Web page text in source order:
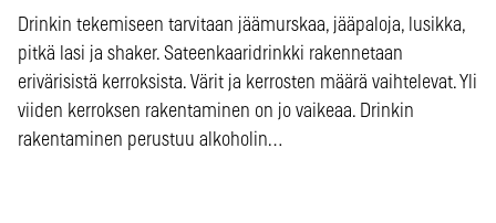
Drinkin tekemiseen tarvitaan jäämurskaa, jääpaloja, lusikka,
pitkä lasi ja shaker. Sateenkaaridrinkki rakennetaan
erivärisistä kerroksista. Värit ja kerrosten määrä vaihtelevat. Yli
viiden kerroksen rakentaminen on jo vaikeaa. Drinkin
rakentaminen perustuu alkoholin…